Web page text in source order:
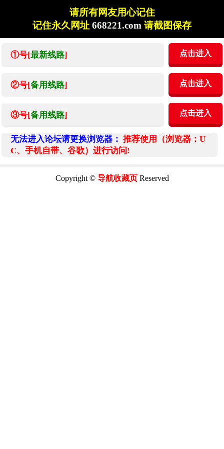
请所有网友用心记住
记住永久网址 668221.com 请截图保存
①号[最新线路] 点击进入
②号[备用线路] 点击进入
③号[备用线路] 点击进入
无法进入论坛请更换浏览器： 推荐使用（浏览器：U
C、手机自带、谷歌）进行访问!
Copyright © 导航收藏页Reserved